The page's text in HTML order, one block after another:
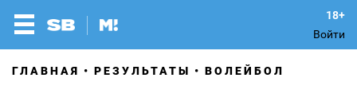
Войти
ГЛАВНАЯ РЕЗУЛЬТАТЫ ВОЛЕЙБОЛ